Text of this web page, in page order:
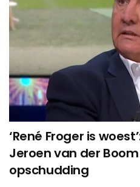
‘René Froger is
Jeroen van der
opschudding